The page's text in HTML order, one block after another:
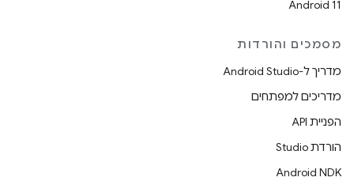
Android 11
מסמכים והורדות
מדריך ל-Android Studio
מדריכים למפתחים
הפניית API
הורדת Studio
Android NDK